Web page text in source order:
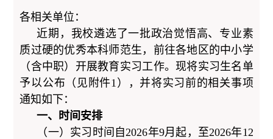
各相关单位：
近期，我校遴选了一批政治觉悟高、专业素
质过硬的优秀本科师范生，前往各地区的中小学
（含中职）开展教育实习工作。现将实习生名单
予以公布（见附件1），并将实习前的相关事项
通知如下：
一、时间安排
（一）实习时间自2026年9月起，至2026年12